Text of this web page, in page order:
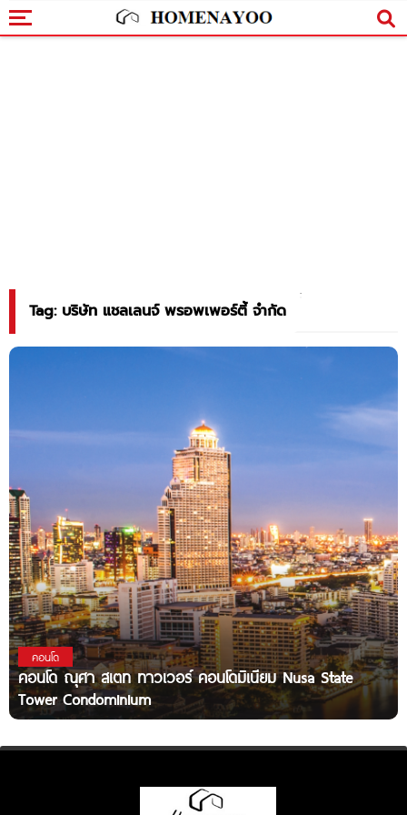
Tag: บริษัท แชลเลนจ์ พรอพเพอร์ตี้ จำกัด
คอนโด
คอนโด ณุศา สเตท ทาวเวอร์ คอนโดมิเนียม Nusa State
Tower Condominium